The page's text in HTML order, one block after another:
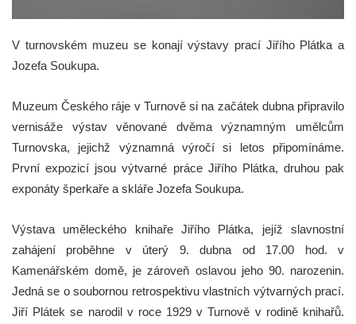
V turnovském muzeu se konají výstavy prací Jiřího Plátka a
Jozefa Soukupa.
Muzeum Českého ráje v Turnově si na začátek dubna připravilo
vernisáže výstav věnované dvěma významným umělcům
Turnovska, jejichž významná výročí si letos připomínáme.
První expozicí jsou výtvarné práce Jiřího Plátka, druhou pak
exponáty šperkaře a skláře Jozefa Soukupa.
Výstava uměleckého knihaře Jiřího Plátka, jejíž slavnostní
zahájení proběhne v úterý 9. dubna od 17.00 hod. v
Kamenářském domě, je zároveň oslavou jeho 90. narozenin.
Jedná se o soubornou retrospektivu vlastních výtvarných prací.
Jiří Plátek se narodil v roce 1929 v Turnově v rodině knihařů.